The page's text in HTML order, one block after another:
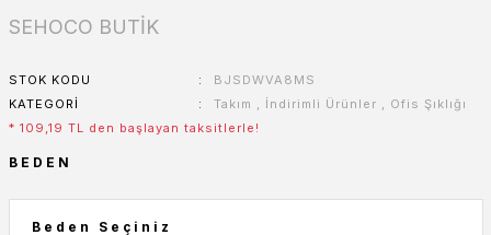
SEHOCO BUTİK
STOK KODU
BJSDWVA8MS
KATEGORI
Takım , İndirimli Ürünler , Ofis Şıklığı
* 109,19 TL den başlayan taksitlerle!
BEDEN